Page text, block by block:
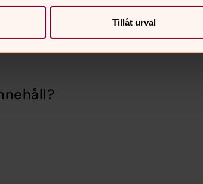
Tillåt urval